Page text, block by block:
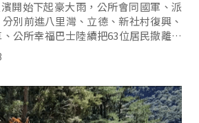
開始下起豪大雨，公所會同國軍、派
別前進八里灣、立德、新社村復興、
公所幸福巴士陸續把63位居民撤離到
還有磯崎村辦公處進...。